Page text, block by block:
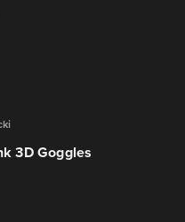
3D Goggles